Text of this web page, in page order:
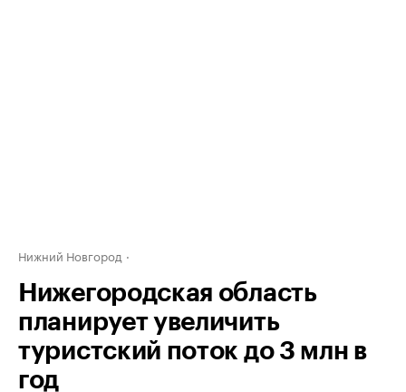
Нижний Новгород
Нижегородская область
планирует увеличить
туристский поток до 3 млн в
год